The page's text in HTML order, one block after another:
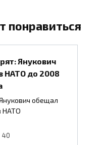
понравиться
Янукович
НАТО до 2008
обещал
НАТО
40